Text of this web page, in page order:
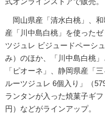
岡山県産「清水白桃」、和
産「川中島白桃」を使った
ツジュレ ビジュードペーシ
み）のほか、「川中島白桃
「ピオーネ」、静岡県産「
ルーツジュレ 6個入り」（
ランタンが入った焼菓子ギ
円）などがラインアップ。